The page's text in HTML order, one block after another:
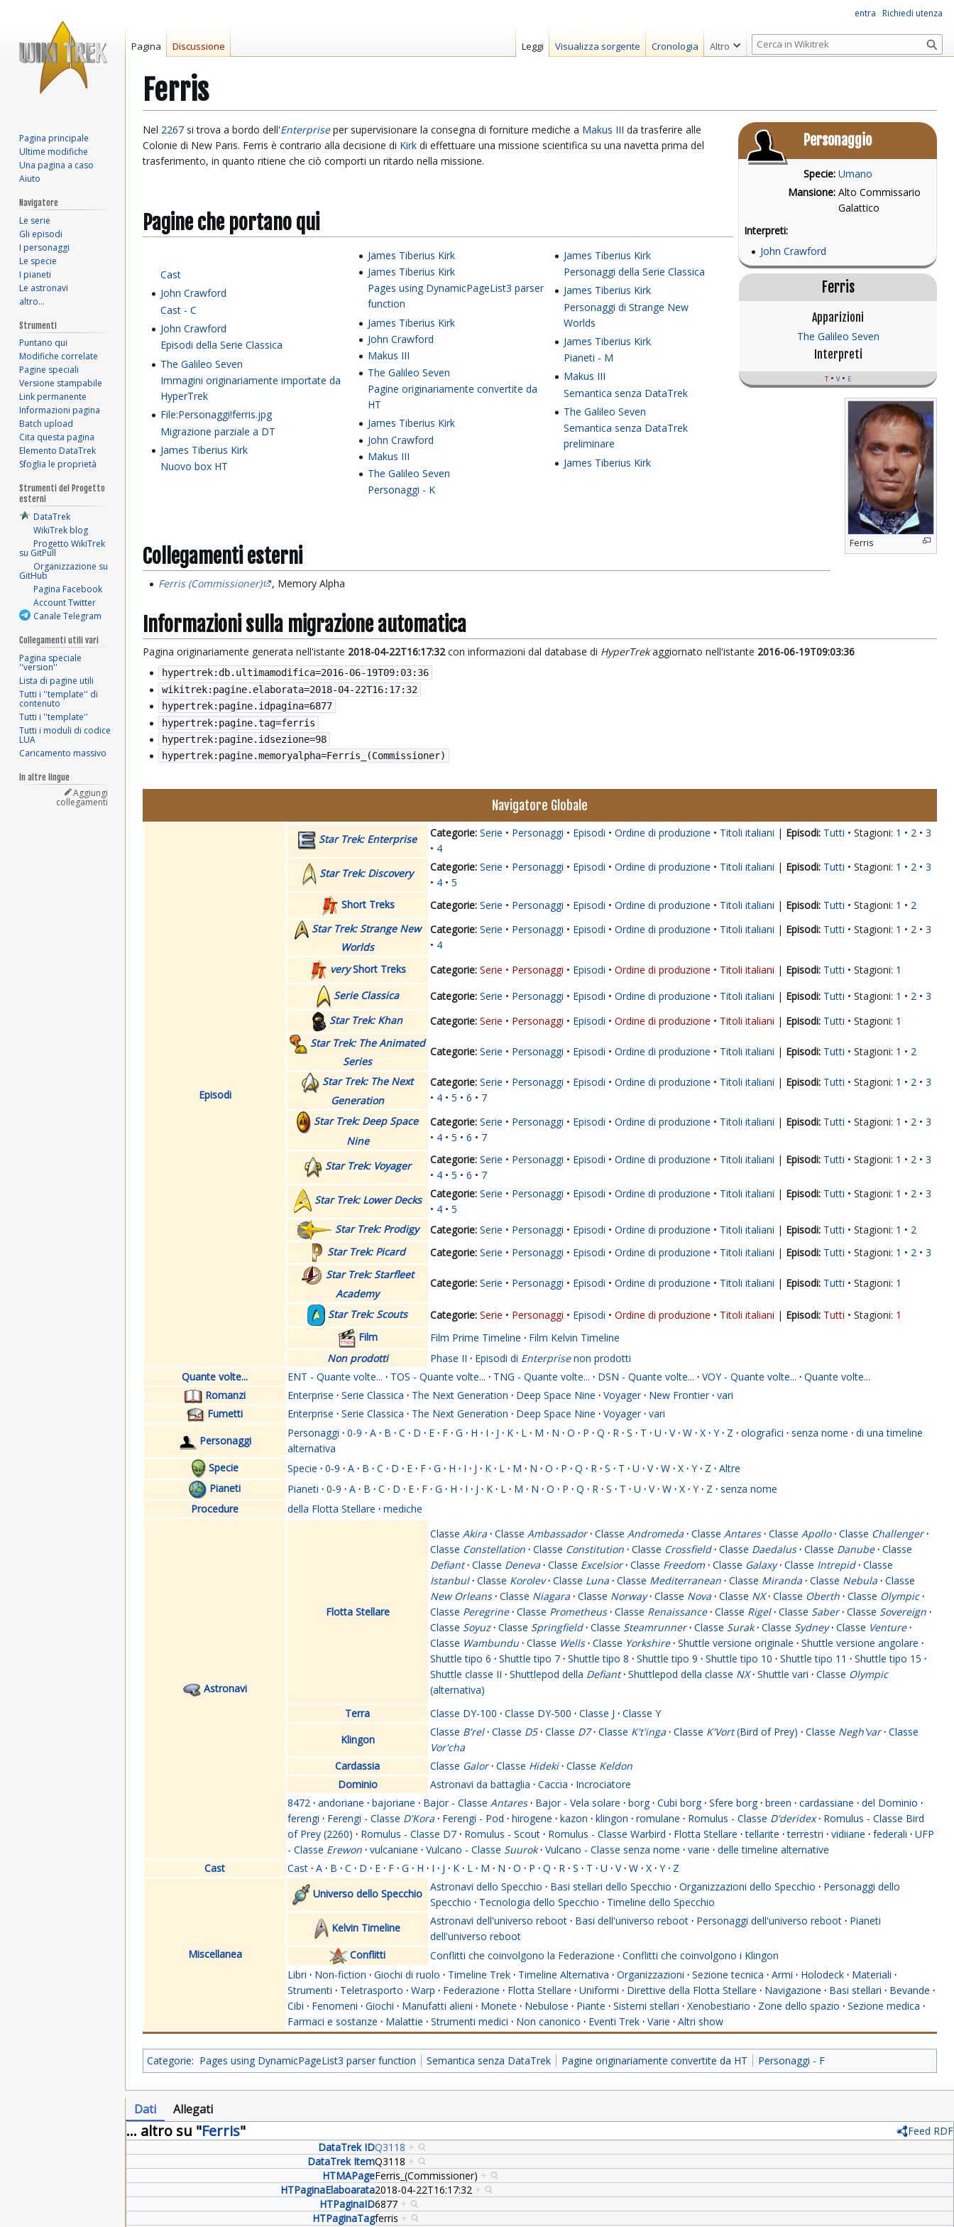
Ferris
Vai
alla
navigazione
Vai
alla
ricerca
Personaggio
Specie: Umano
Mansione: Alto Commissario
Galattico
Interpreti:
John Crawford
Ferris
Apparizioni
The Galileo Seven
Interpreti
t v e
Nel 2267 si trova a bordo dell'Enterpriseper supervisionare la consegna di forniture mediche a Makus III da trasferire alle
Colonie di New Paris. Ferris è contrario alla decisione di Kirk di effettuare una missione scientifica su una navetta prima del
trasferimento, in quanto ritiene che ciò comporti un ritardo nella missione.
Ferris
Pagine che portano qui
Cast
John Crawford
Cast - C
John Crawford
Episodi della Serie Classica
The Galileo Seven
Immagini originariamente importate da
HyperTrek
File:Personaggi!ferris.jpg
Migrazione parziale a DT
James Tiberius Kirk
Nuovo box HT
James Tiberius Kirk
James Tiberius Kirk
Pages using DynamicPageList3 parser
function
James Tiberius Kirk
John Crawford
Makus III
The Galileo Seven
Pagine originariamente convertite da
HT
James Tiberius Kirk
John Crawford
Makus III
The Galileo Seven
Personaggi - K
James Tiberius Kirk
Personaggi della Serie Classica
James Tiberius Kirk
Personaggi di Strange New
Worlds
James Tiberius Kirk
Pianeti - M
Makus III
Semantica senza DataTrek
The Galileo Seven
Semantica senza DataTrek
preliminare
James Tiberius Kirk
Collegamenti esterni
Ferris (Commissioner) , Memory Alpha
Informazioni sulla migrazione automatica
Pagina originariamente generata nell'istante 2018-04-22T16:17:32con informazioni dal database di HyperTrekaggiornato nell'istante 2016-06-19T09:03:36
hypertrek:db.ultimamodifica=2016-06-19T09:03:36
wikitrek:pagine.elaborata=2018-04-22T16:17:32
hypertrek:pagine.idpagina=6877
hypertrek:pagine.tag=ferris
hypertrek:pagine.idsezione=98
hypertrek:pagine.memoryalpha=Ferris_(Commissioner)
Navigatore Globale
Episodi
Star Trek: Enterprise Serie Personaggi Episodi Ordine di produzione Titoli italiani | Tutti Stagioni: 1 2
3
4
Star Trek: Discovery
Serie Personaggi Episodi Ordine di produzione Titoli italiani | Tutti Stagioni: 1 2
3
4
5
Short Treks
Serie Personaggi Episodi Ordine di produzione Titoli italiani | Tutti Stagioni: 1
2
Star Trek: Strange New
Worlds
Serie Personaggi Episodi Ordine di produzione Titoli italiani | Tutti Stagioni: 1 2
3
4
veryShort Treks Serie Personaggi Episodi Ordine di produzione Titoli italiani | Tutti Stagioni: 1
Serie Classica
Serie Personaggi Episodi Ordine di produzione Titoli italiani | Tutti Stagioni: 1 2
3
Star Trek: Khan
Serie Personaggi Episodi Ordine di produzione Titoli italiani | Tutti Stagioni: 1
Star Trek: The Animated
Series
Serie Personaggi Episodi Ordine di produzione Titoli italiani | Tutti Stagioni: 1 2
Star Trek: The Next
Generation
Serie Personaggi Episodi Ordine di produzione Titoli italiani | Tutti Stagioni: 1 2
3
4
5 6
7
Star Trek: Deep Space
Nine
Serie Personaggi Episodi Ordine di produzione Titoli italiani | Tutti Stagioni: 1 2
3
4
5 6 7
Star Trek: Voyager Serie Personaggi Episodi Ordine di produzione Titoli italiani | Tutti Stagioni: 1 2
3
4
5 6
7
Star Trek: Lower Decks
Serie Personaggi Episodi Ordine di produzione Titoli italiani | Tutti Stagioni: 1 2
3
4
5
Star Trek: Prodigy
Serie Personaggi Episodi Ordine di produzione Titoli italiani | Tutti Stagioni: 1
2
Star Trek: Picard
Serie Personaggi Episodi Ordine di produzione Titoli italiani | Tutti Stagioni: 1 2
3
Star Trek: Starfleet
Academy
Serie Personaggi Episodi Ordine di produzione Titoli italiani | Tutti Stagioni: 1
Star Trek: Scouts Serie Personaggi Episodi Ordine di produzione Titoli italiani | Tutti Stagioni: 1
Film
Film Prime Timeline · Film Kelvin Timeline
Non prodotti
Phase II · Episodi di Enterprisenon prodotti
Quante volte...
ENT - Quante volte... · TOS - Quante volte... · TNG - Quante volte... · DSN - Quante volte... · VOY - Quante volte... · Quante volte...
Romanzi
Enterprise · Serie Classica · The Next Generation · Deep Space Nine · Voyager · New Frontier · vari
Fumetti
Enterprise · Serie Classica · The Next Generation · Deep Space Nine · Voyager · vari
Personaggi
Personaggi · 0-9 · A · B · C · D · E · F · G · H · I · J · K · L · M · N · O · P · Q · R · S · T · U · V · W · X · Y · Z · olografici · senza nome · di una timeline
alternativa
Specie
Specie · 0-9 · A · B · C · D · E · F · G · H · I · J · K · L · M · N · O · P · Q · R · S · T · U · V · W · X · Y · Z · Altre
Pianeti
Pianeti · 0-9 · A · B · C · D · E · F · G · H · I · J · K · L · M · N · O · P · Q · R · S · T · U · V · W · X · Y · Z · senza nome
Procedure
della Flotta Stellare · mediche
Astronavi
Flotta Stellare
Classe Akira · Classe Ambassador · Classe Andromeda · Classe Antares · Classe Apollo · Classe Challenger ·
Classe Constellation · Classe Constitution · Classe Crossfield · Classe Daedalus · Classe Danube · Classe
Defiant · Classe Deneva · Classe Excelsior · Classe Freedom · Classe Galaxy · Classe Intrepid · Classe
Istanbul · Classe Korolev · Classe Luna · Classe Mediterranean · Classe Miranda · Classe Nebula · Classe
New Orleans · Classe Niagara · Classe Norway · Classe Nova · Classe NX · Classe Oberth · Classe Olympic ·
Classe Peregrine · Classe Prometheus · Classe Renaissance · Classe Rigel · Classe Saber · Classe Sovereign ·
Classe Soyuz · Classe Springfield · Classe Steamrunner · Classe Surak · Classe Sydney · Classe Venture ·
Classe Wambundu · Classe Wells · Classe Yorkshire · Shuttle versione originale · Shuttle versione angolare ·
Shuttle tipo 6 · Shuttle tipo 7 · Shuttle tipo 8 · Shuttle tipo 9 · Shuttle tipo 10 · Shuttle tipo 11 · Shuttle tipo 15 ·
Shuttle classe II · Shuttlepod della Defiant · Shuttlepod della classe NX · Shuttle vari · Classe Olympic
(alternativa)
Terra
Classe DY-100 · Classe DY-500 · Classe J · Classe Y
Klingon
Classe B'rel · Classe D5 · Classe D7 · Classe K't'inga · Classe K'Vort(Bird of Prey) · Classe Negh'var · Classe
Vor'cha
Cardassia
Classe Galor · Classe Hideki · Classe Keldon
Dominio
Astronavi da battaglia · Caccia · Incrociatore
8472 · andoriane · bajoriane · Bajor - Classe Antares · Bajor - Vela solare · borg · Cubi borg · Sfere borg · breen · cardassiane · del Dominio ·
ferengi · Ferengi - Classe D'Kora · Ferengi - Pod · hirogene · kazon · klingon · romulane · Romulus - Classe D'deridex · Romulus - Classe Bird
of Prey (2260) · Romulus - Classe D7 · Romulus - Scout · Romulus - Classe Warbird · Flotta Stellare · tellarite · terrestri · vidiiane · federali · UFP
- Classe Erewon · vulcaniane · Vulcano - Classe Suurok · Vulcano - Classe senza nome · varie · delle timeline alternative
Cast
Cast · A · B · C · D · E · F · G · H · I · J · K · L · M · N · O · P · Q · R · S · T · U · V · W · X · Y · Z
Miscellanea
Universo dello Specchio
Astronavi dello Specchio · Basi stellari dello Specchio · Organizzazioni dello Specchio · Personaggi dello
Specchio · Tecnologia dello Specchio · Timeline dello Specchio
Kelvin Timeline
Astronavi dell'universo reboot · Basi dell'universo reboot · Personaggi dell'universo reboot · Pianeti
dell'universo reboot
Conflitti
Conflitti che coinvolgono la Federazione · Conflitti che coinvolgono i Klingon
Libri · Non-fiction · Giochi di ruolo · Timeline Trek · Timeline Alternativa · Organizzazioni · Sezione tecnica · Armi · Holodeck · Materiali ·
Strumenti · Teletrasporto · Warp · Federazione · Flotta Stellare · Uniformi · Direttive della Flotta Stellare · Navigazione · Basi stellari · Bevande ·
Cibi · Fenomeni · Giochi · Manufatti alieni · Monete · Nebulose · Piante · Sistemi stellari · Xenobestiario · Zone dello spazio · Sezione medica ·
Farmaci e sostanze · Malattie · Strumenti medici · Non canonico · Eventi Trek · Varie · Altri show
Categorie: Pages using DynamicPageList3 parser function Semantica senza DataTrek Pagine originariamente convertite da HT Personaggi - F
Dati Allegati
... altro su "Ferris"
Feed RDF
DataTrek IDQ3118 +
DataTrek ItemQ3118 +
HTMAPageFerris_(Commissioner) +
HTPaginaElaboarata2018-04-22T16:17:32 +
HTPaginaID6877 +
HTPaginaTagferris +
entra Richiedi utenza
Pagina Discussione Leggi Visualizza sorgente Cronologia Altro
R
i
r
c
a
Pagina principale
Ultime modifiche
Una pagina a caso
Aiuto
Navigatore
Le serie
Gli episodi
I personaggi
Le specie
I pianeti
Le astronavi
altro…
Strumenti
Puntano qui
Modifiche correlate
Pagine speciali
Versione stampabile
Link permanente
Informazioni pagina
Batch upload
Cita questa pagina
Elemento DataTrek
Sfoglia le proprietà
Strumenti del Progetto
esterni
DataTrek
WikiTrek blog
Progetto WikiTrek
su GitPull
Organizzazione su
GitHub
Pagina Facebook
Account Twitter
Canale Telegram
Collegamenti utili vari
Pagina speciale
''version''
Lista di pagine utili
Tutti i ''template'' di
contenuto
Tutti i ''template''
Tutti i moduli di codice
LUA
Caricamento massivo
In altre lingue
Aggiungi
collegamenti